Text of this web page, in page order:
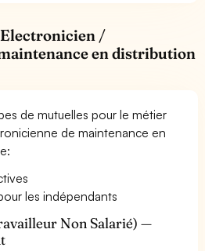
/
en distribution
de mutuelles pour le métier
de maintenance en
les indépendants
Non Salarié) —